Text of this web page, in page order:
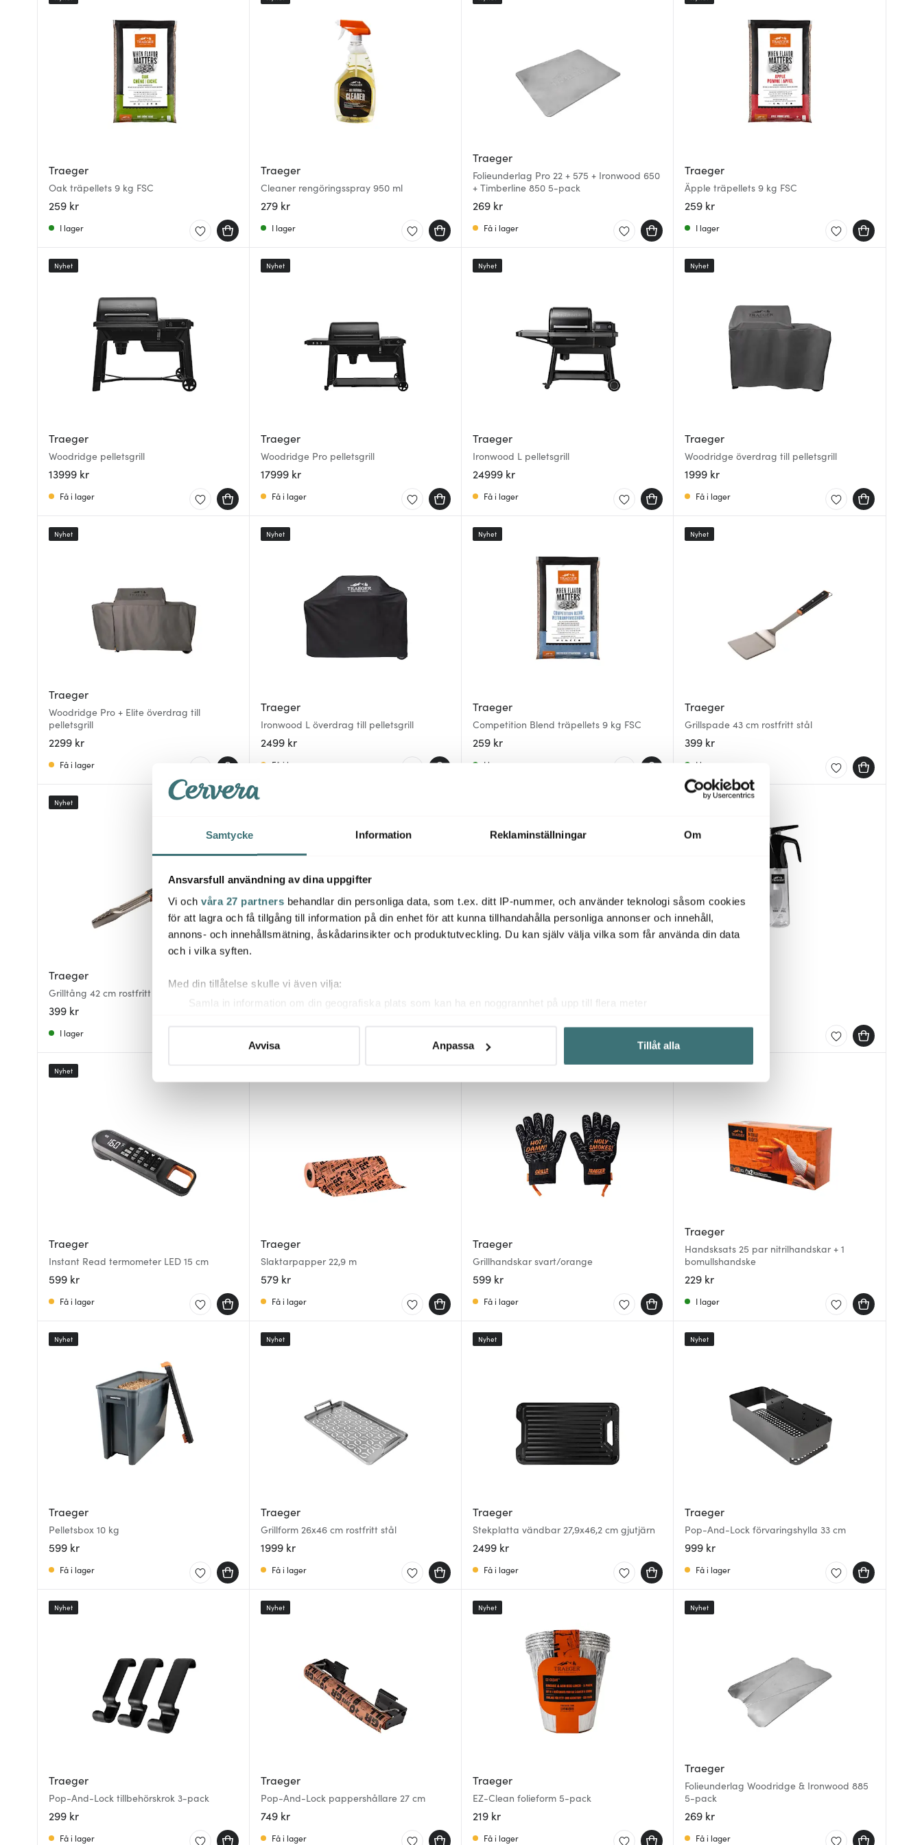
Samtycke Information Reklaminställningar Om
Ansvarsfull användning av dina uppgifter
Vi och våra 27 partners behandlar din personliga data, som t.ex. ditt IP-nummer, och använder teknologi såsom cookies
för att lagra och få tillgång till information på din enhet för att kunna tillhandahålla personliga annonser och innehåll,
annons- och innehållsmätning, åskådarinsikter och produktutveckling. Du kan själv välja vilka som får använda din data
och i vilka syften.
Med din tillåtelse skulle vi även vilja:
Samla in information om din geografiska plats som kan ha en noggrannhet på upp till flera meter
detaljsektionen
eller dra tillbaka ditt samtycke när som helst från cookie-förklaringen.
Avvisa Anpassa Tillåt alla
Traeger
Oak träpellets 9 kg FSC
259 kr
I lager
Traeger
Cleaner rengöringsspray 950 ml
279 kr
I lager
Traeger
Folieunderlag Pro 22 + 575 + Ironwood 650
+ Timberline 850 5-pack
269 kr
Få i lager
Traeger
Äpple träpellets 9 kg FSC
259 kr
I lager
Traeger
Woodridge pelletsgrill
13999 kr
Nyhet
Få i lager
Traeger
Woodridge Pro pelletsgrill
17999 kr
Nyhet
Få i lager
Traeger
Ironwood L pelletsgrill
24999 kr
Nyhet
Få i lager
Traeger
Woodridge överdrag till pelletsgrill
1999 kr
Nyhet
Få i lager
Traeger
Woodridge Pro + Elite överdrag till
pelletsgrill
2299 kr
Nyhet
Få i lager
Traeger
Ironwood L överdrag till pelletsgrill
2499 kr
Nyhet
Få i lager
Traeger
Competition Blend träpellets 9 kg FSC
259 kr
Nyhet
I lager
Traeger
Grillspade 43 cm rostfritt stål
399 kr
Nyhet
I lager
Traeger
Grilltång 42 cm rostfritt stål
399 kr
Nyhet
I lager
Grillspade extra bred 43 cm rostfritt stål
Nyhet
Traeger
Instant Read termometer LED 15 cm
599 kr
Nyhet
Få i lager
Traeger
Slaktarpapper 22,9 m
579 kr
Få i lager
Traeger
Grillhandskar svart/orange
599 kr
Få i lager
Traeger
Handsksats 25 par nitrilhandskar + 1
bomullshandske
229 kr
I lager
Traeger
Pelletsbox 10 kg
599 kr
Nyhet
Få i lager
Traeger
Grillform 26x46 cm rostfritt stål
1999 kr
Nyhet
Få i lager
Traeger
Stekplatta vändbar 27,9x46,2 cm gjutjärn
2499 kr
Nyhet
Få i lager
Traeger
Pop-And-Lock förvaringshylla 33 cm
999 kr
Nyhet
Få i lager
Traeger
Pop-And-Lock tillbehörskrok 3-pack
299 kr
Nyhet
Få i lager
Traeger
Pop-And-Lock pappershållare 27 cm
749 kr
Nyhet
Få i lager
Traeger
EZ-Clean folieform 5-pack
219 kr
Nyhet
Få i lager
Traeger
Folieunderlag Woodridge & Ironwood 885
5-pack
269 kr
Nyhet
Få i lager